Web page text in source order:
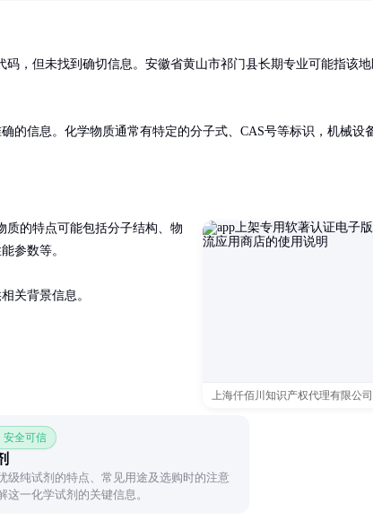
码，但未找到确切信息。安徽省黄山市祁门县长期专业可能指该地
的信息。化学物质通常有特定的分子式、CAS号等标识，机械设
上海仟佰川知识产权代理有限公司
质的特点可能包括分子结构、物
参数等。
关背景信息。
安全可信
级纯试剂的特点、常见用途及选购时的注意
一化学试剂的关键信息。